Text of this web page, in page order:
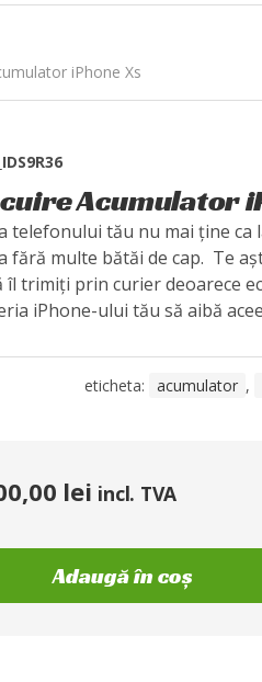
iPhone Xs
Acumulator
telefonului tău nu mai ține ca
fără multe bătăi de cap. Te
îl trimiți prin curier deoarece
iPhone-ului tău să aibă
eticheta: acumulator ,
lei incl. TVA
Adaugă în coș